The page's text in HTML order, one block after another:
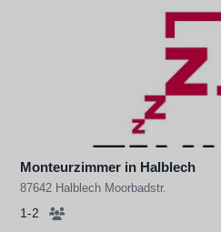
Monteurzimmer in Halblech
87642 Halblech Moorbadstr.
1-2